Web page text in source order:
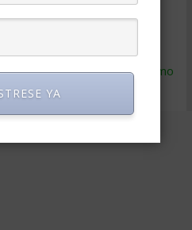
reducir el spam.Aprende cómo
comentarios
YA